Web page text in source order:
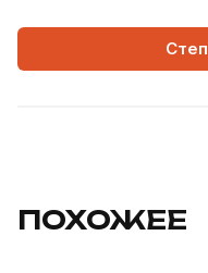
ПОХОЖЕЕ